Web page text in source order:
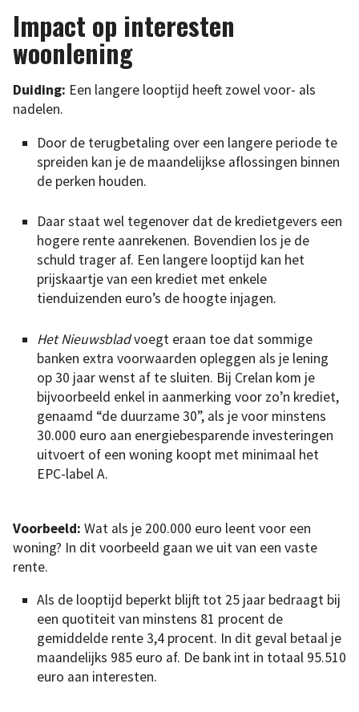
Impact op interesten
woonlening
Duiding: Een langere looptijd heeft zowel voor- als
nadelen.
Door de terugbetaling over een langere periode te
spreiden kan je de maandelijkse aflossingen binnen
de perken houden.
Daar staat wel tegenover dat de kredietgevers een
hogere rente aanrekenen. Bovendien los je de
schuld trager af. Een langere looptijd kan het
prijskaartje van een krediet met enkele
tienduizenden euro’s de hoogte injagen.
Het Nieuwsbladvoegt eraan toe dat sommige
banken extra voorwaarden opleggen als je lening
op 30 jaar wenst af te sluiten. Bij Crelan kom je
bijvoorbeeld enkel in aanmerking voor zo’n krediet,
genaamd “de duurzame 30”, als je voor minstens
30.000 euro aan energiebesparende investeringen
uitvoert of een woning koopt met minimaal het
EPC-label A.
Voorbeeld: Wat als je 200.000 euro leent voor een
woning? In dit voorbeeld gaan we uit van een vaste
rente.
Als de looptijd beperkt blijft tot 25 jaar bedraagt bij
een quotiteit van minstens 81 procent de
gemiddelde rente 3,4 procent. In dit geval betaal je
maandelijks 985 euro af. De bank int in totaal 95.510
euro aan interesten.